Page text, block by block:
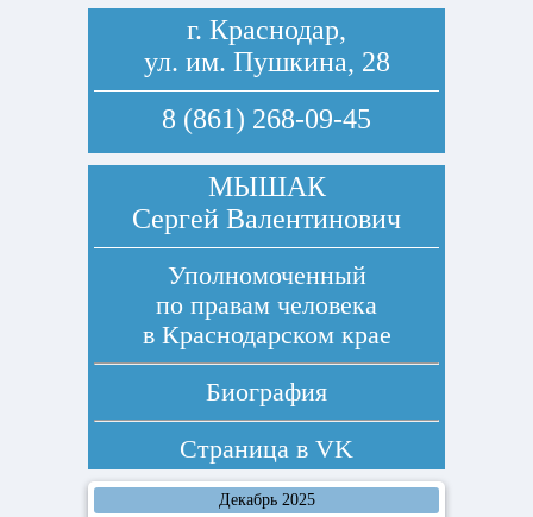
г. Краснодар,
ул. им. Пушкина, 28
8 (861) 268-09-45
МЫШАК
Сергей Валентинович
Уполномоченный
по правам человека
в Краснодарском крае
Биография
Страница в VK
Декабрь 2025